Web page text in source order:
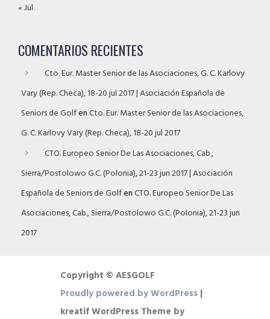
« Jul
COMENTARIOS RECIENTES
Cto. Eur. Master Senior de las Asociaciones, G. C. Karlovy
Vary (Rep. Checa), 18-20 jul 2017 | Asociación Española de
Seniors de GolfenCto. Eur. Master Senior de las Asociaciones,
G. C. Karlovy Vary (Rep. Checa), 18-20 jul 2017
CTO. Europeo Senior De Las Asociaciones, Cab.,
Sierra/Postolowo G.C. (Polonia), 21-23 jun 2017 | Asociación
Española de Seniors de GolfenCTO. Europeo Senior De Las
Asociaciones, Cab., Sierra/Postolowo G.C. (Polonia), 21-23 jun
2017
Copyright © AESGOLF
Proudly powered by WordPress |
kreatif WordPress Theme by